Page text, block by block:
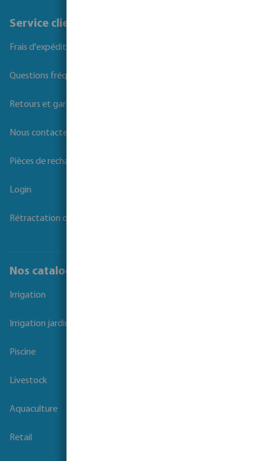
Service client
Frais d'expédition
Questions fréquemment posées
Retours et garanties
Nous contacter
Pièces de rechange
Login
Rétractation du contrat
Nos catalogues
Irrigation
Irrigation jardins et parcs
Piscine
Livestock
Aquaculture
Retail